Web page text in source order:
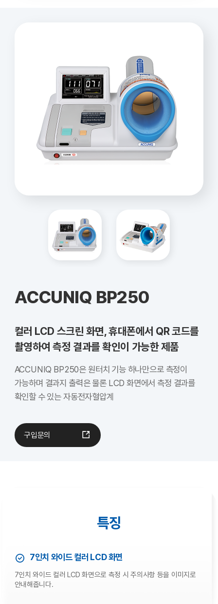
ACCUNIQ BP250
컬러 LCD 스크린 화면, 휴대폰에서 QR 코드를
촬영하여 측정 결과를 확인이 가능한 제품
ACCUNIQ BP250은 원터치 기능 하나만으로 측정이
가능하며 결과지 출력은 물론 LCD 화면에서 측정 결과를
확인할 수 있는 자동전자혈압계
구입문의
특징
7인치 와이드 컬러 LCD 화면
7인치 와이드 컬러 LCD 화면으로 측정 시 주의사항 등을 이미지로
안내해줍니다.